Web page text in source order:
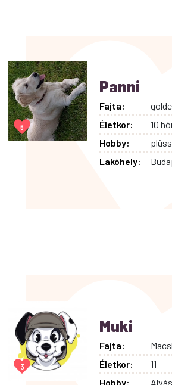
6
Panni
Fajta:
Életkor:
10
Hobby:
plüss
Lakóhely:
3
Muki
Fajta:
Életkor:
11
Hobby:
Alvás